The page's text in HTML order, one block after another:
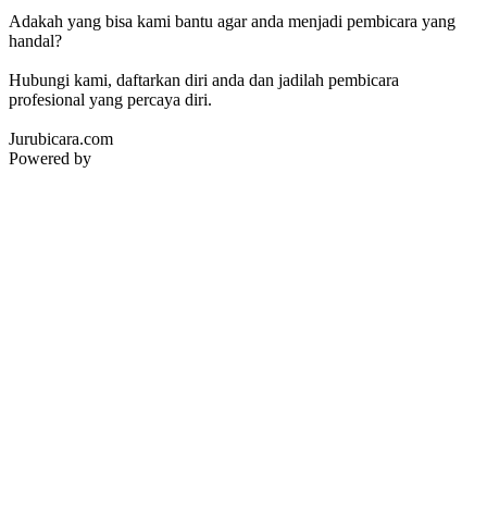
Adakah yang bisa kami bantu agar anda menjadi pembicara yang
handal?
Hubungi kami, daftarkan diri anda dan jadilah pembicara
profesional yang percaya diri.
Jurubicara.com
Powered by